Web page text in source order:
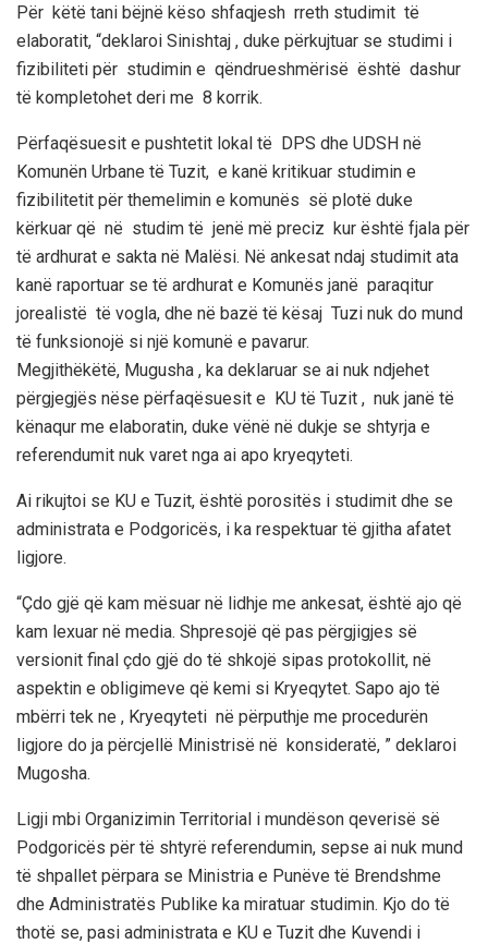
Për këtë tani bëjnë këso shfaqjesh rreth studimit të
elaboratit, “deklaroi Sinishtaj , duke përkujtuar se studimi i
fizibiliteti për studimin e qëndrueshmërisë është dashur
të kompletohet deri me 8 korrik.
Përfaqësuesit e pushtetit lokal të DPS dhe UDSH në
Komunën Urbane të Tuzit, e kanë kritikuar studimin e
fizibilitetit për themelimin e komunës së plotë duke
kërkuar që në studim të jenë më preciz kur është fjala për
të ardhurat e sakta në Malësi. Në ankesat ndaj studimit ata
kanë raportuar se të ardhurat e Komunës janë paraqitur
jorealistë të vogla, dhe në bazë të kësaj Tuzi nuk do mund
të funksionojë si një komunë e pavarur.
Megjithëkëtë, Mugusha , ka deklaruar se ai nuk ndjehet
përgjegjës nëse përfaqësuesit e KU të Tuzit , nuk janë të
kënaqur me elaboratin, duke vënë në dukje se shtyrja e
referendumit nuk varet nga ai apo kryeqyteti.
Ai rikujtoi se KU e Tuzit, është porositës i studimit dhe se
administrata e Podgoricës, i ka respektuar të gjitha afatet
ligjore.
“Çdo gjë që kam mësuar në lidhje me ankesat, është ajo që
kam lexuar në media. Shpresojë që pas përgjigjes së
versionit final çdo gjë do të shkojë sipas protokollit, në
aspektin e obligimeve që kemi si Kryeqytet. Sapo ajo të
mbërri tek ne , Kryeqyteti në përputhje me procedurën
ligjore do ja përcjellë Ministrisë në konsideratë, ” deklaroi
Mugosha.
Ligji mbi Organizimin Territorial i mundëson qeverisë së
Podgoricës për të shtyrë referendumin, sepse ai nuk mund
të shpallet përpara se Ministria e Punëve të Brendshme
dhe Administratës Publike ka miratuar studimin. Kjo do të
thotë se, pasi administrata e KU e Tuzit dhe Kuvendi i